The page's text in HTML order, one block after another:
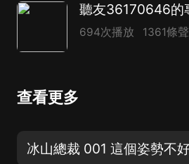
聽友36170646的
694次播放 1361條
查看更多